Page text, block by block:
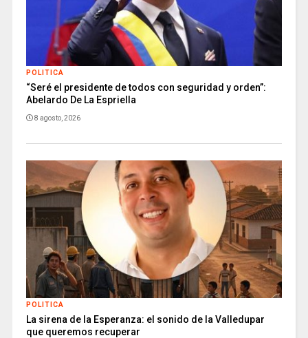
POLITICA
“Seré el presidente de todos con seguridad y orden”:
Abelardo De La Espriella
8 agosto, 2026
POLITICA
La sirena de la Esperanza: el sonido de la Valledupar
que queremos recuperar